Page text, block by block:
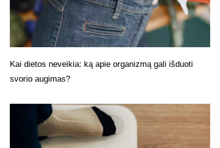
Kai dietos neveikia: ką apie organizmą gali išduoti
svorio augimas?